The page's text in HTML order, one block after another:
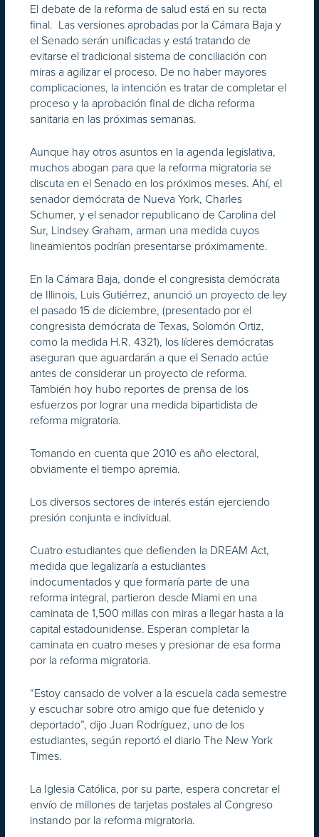
El debate de la reforma de salud está en su recta
final. Las versiones aprobadas por la Cámara Baja y
el Senado serán unificadas y está tratando de
evitarse el tradicional sistema de conciliación con
miras a agilizar el proceso. De no haber mayores
complicaciones, la intención es tratar de completar el
proceso y la aprobación final de dicha reforma
sanitaria en las próximas semanas.
Aunque hay otros asuntos en la agenda legislativa,
muchos abogan para que la reforma migratoria se
discuta en el Senado en los próximos meses. Ahí, el
senador demócrata de Nueva York, Charles
Schumer, y el senador republicano de Carolina del
Sur, Lindsey Graham, arman una medida cuyos
lineamientos podrían presentarse próximamente.
En la Cámara Baja, donde el congresista demócrata
de Illinois, Luis Gutiérrez, anunció un proyecto de ley
el pasado 15 de diciembre, (presentado por el
congresista demócrata de Texas, Solomón Ortiz,
como la medida H.R. 4321), los líderes demócratas
aseguran que aguardarán a que el Senado actúe
antes de considerar un proyecto de reforma.
También hoy hubo reportes de prensa de los
esfuerzos por lograr una medida bipartidista de
reforma migratoria.
Tomando en cuenta que 2010 es año electoral,
obviamente el tiempo apremia.
Los diversos sectores de interés están ejerciendo
presión conjunta e individual.
Cuatro estudiantes que defienden la DREAM Act,
medida que legalizaría a estudiantes
indocumentados y que formaría parte de una
reforma integral, partieron desde Miami en una
caminata de 1,500 millas con miras a llegar hasta a la
capital estadounidense. Esperan completar la
caminata en cuatro meses y presionar de esa forma
por la reforma migratoria.
“Estoy cansado de volver a la escuela cada semestre
y escuchar sobre otro amigo que fue detenido y
deportado”, dijo Juan Rodríguez, uno de los
estudiantes, según reportó el diario The New York
Times.
La Iglesia Católica, por su parte, espera concretar el
envío de millones de tarjetas postales al Congreso
instando por la reforma migratoria.